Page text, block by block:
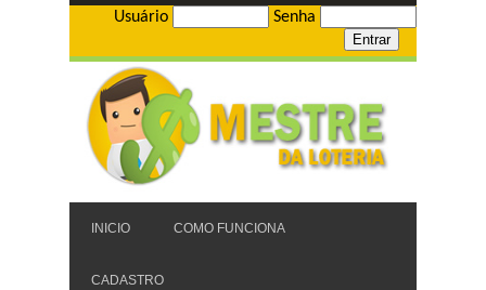
Usuário Senha
INICIO COMO FUNCIONA
CADASTRO